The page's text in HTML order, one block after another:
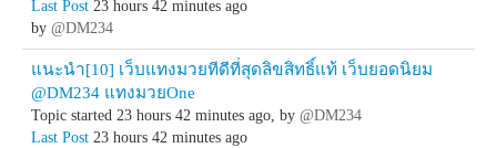
Last Post 23 hours 42 minutes ago
by @DM234
แนะนำ[10] เว็บแทงมวยทีดีที่สุดลิขสิทธิ์แท้ เว็บยอดนิยม
@DM234 แทงมวยOne
Topic started 23 hours 42 minutes ago, by @DM234
Last Post 23 hours 42 minutes ago